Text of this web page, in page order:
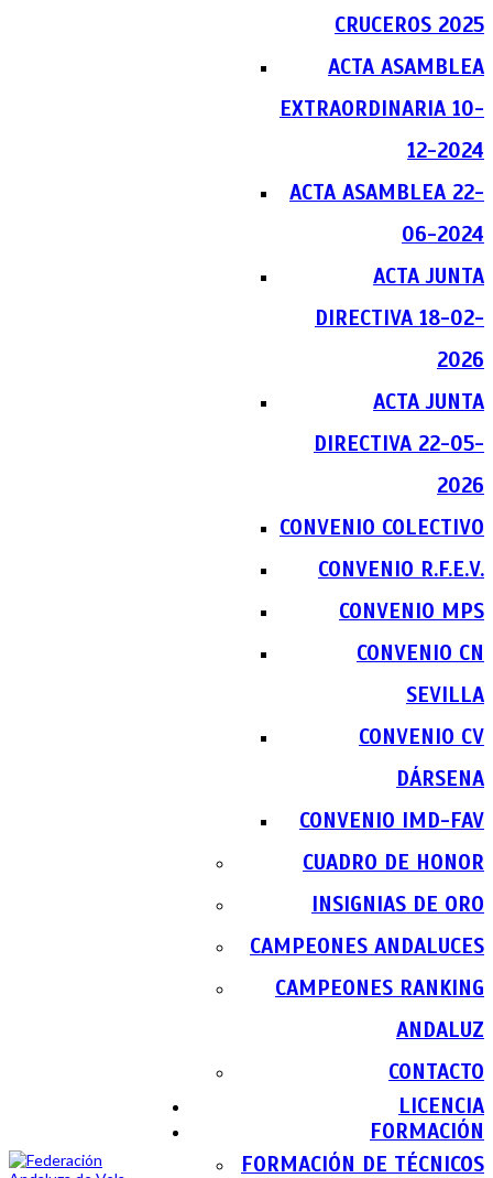
CRUCEROS 2025
ACTA ASAMBLEA
EXTRAORDINARIA 10-
12-2024
ACTA ASAMBLEA 22-
06-2024
ACTA JUNTA
DIRECTIVA 18-02-
2026
ACTA JUNTA
DIRECTIVA 22-05-
2026
CONVENIO COLECTIVO
CONVENIO R.F.E.V.
CONVENIO MPS
CONVENIO CN
SEVILLA
CONVENIO CV
DÁRSENA
CONVENIO IMD-FAV
CUADRO DE HONOR
INSIGNIAS DE ORO
CAMPEONES ANDALUCES
CAMPEONES RANKING
ANDALUZ
CONTACTO
LICENCIA
FORMACIÓN
FORMACIÓN DE TÉCNICOS